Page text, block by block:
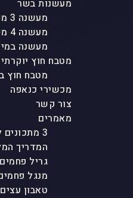
מעשנות בשר
מעשנה 3 מפלסים דגם "טריו"
מעשנה 4 מפלסים דגם "אגם"
מעשנה במידות
מטבח חוץ יוקרתי
מטבח חוץ
מכשירי כנאפה
צור קשר
מאמרים
3 מתכונים לטאבון אבן ולכל סוגי הטאבונים שמטריפים את כולם
המדריך
גריל
מנגל
טאבון